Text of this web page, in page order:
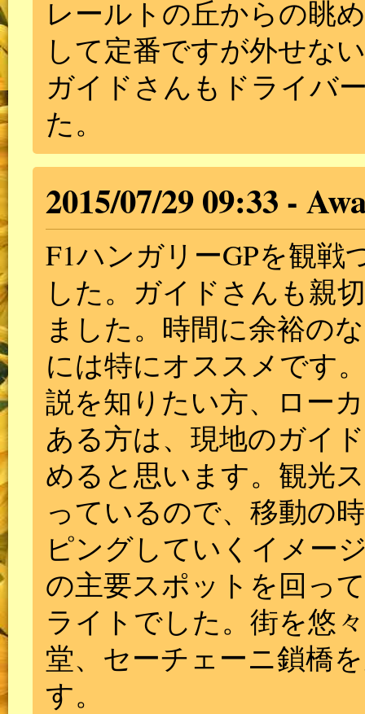
レールトの丘からの眺
して定番ですが外せな
ガイドさんもドライバ
た。
2015/07/29 09:33
F1ハンガリーGPを観戦
した。ガイドさんも親
ました。時間に余裕の
には特にオススメです
説を知りたい方、ロー
ある方は、現地のガイ
めると思います。観光
っているので、移動の
ピングしていくイメー
の主要スポットを回っ
ライトでした。街を悠
堂、セーチェーニ鎖橋
す。